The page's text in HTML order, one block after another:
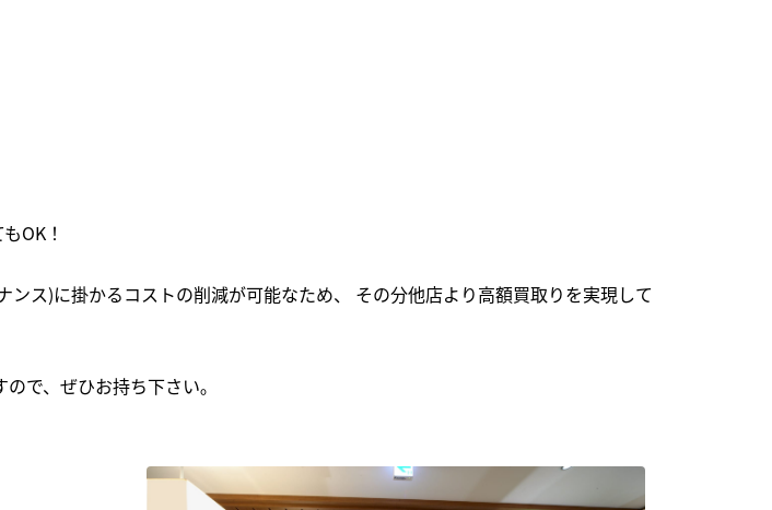
OK！
ス)に掛かるコストの削減が可能なため、 その分他店より高額買取りを実現して
で、ぜひお持ち下さい｡